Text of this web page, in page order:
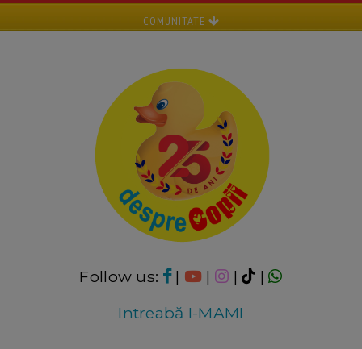
COMUNITATE
Follow us: | | |
|
Intreabă I-MAMI